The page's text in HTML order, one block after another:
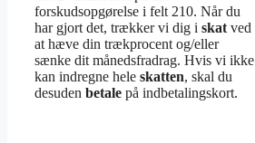
forskudsopgørelse i felt 210. Når du
har gjort det, trækker vi dig i skat ved
at hæve din trækprocent og/eller
sænke dit månedsfradrag. Hvis vi ikke
kan indregne hele skatten, skal du
desuden betale på indbetalingskort.